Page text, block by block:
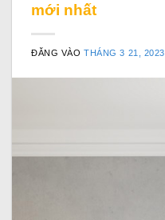
mới nhất
ĐĂNG VÀOTHÁNG 3 21, 2023